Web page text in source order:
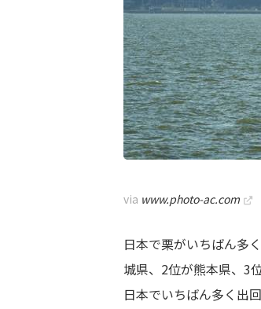
via www.photo-ac.com
日本で栗がいちばん多
城県、2位が熊本県、3
日本でいちばん多く出